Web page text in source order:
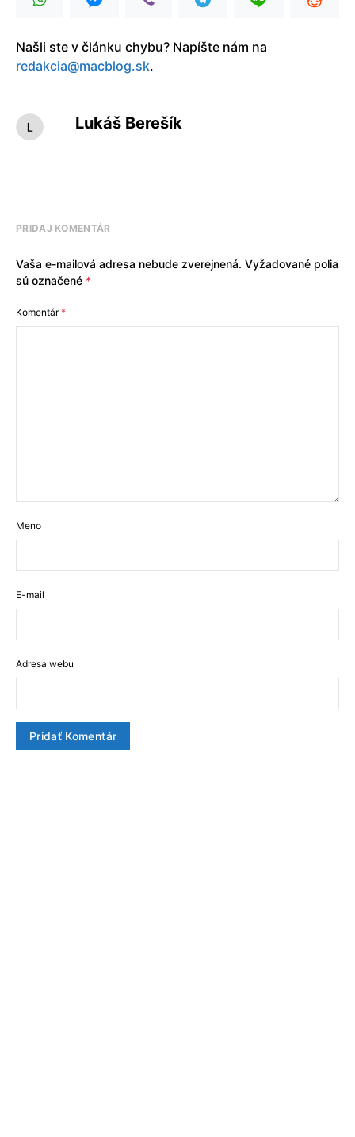
Našli ste v článku chybu? Napíšte nám na
redakcia@macblog.sk.
Lukáš Berešík
PRIDAJ KOMENTÁR
Vaša e-mailová adresa nebude zverejnená. Vyžadované polia
sú označené *
Komentár*
Meno
E-mail
Adresa webu